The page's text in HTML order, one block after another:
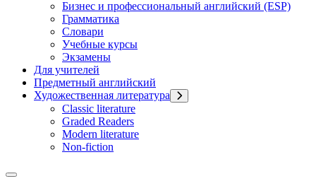
Бизнес и профессиональный английский (ESP)
Грамматика
Словари
Учебные курсы
Экзамены
Для учителей
Предметный английский
Художественная литература
Classic literature
Graded Readers
Modern literature
Non-fiction